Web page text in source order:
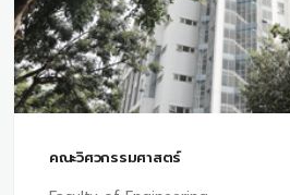
คณะวิศวกรรมศาสตร์